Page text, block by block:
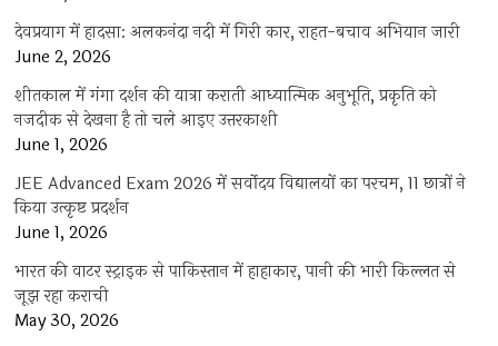
देवप्रयाग में हादसा: अलकनंदा नदी में गिरी कार, राहत-बचाव अभियान जारी
June 2, 2026
शीतकाल में गंगा दर्शन की यात्रा कराती आध्यात्मिक अनुभूति, प्रकृति को
नजदीक से देखना है तो चले आइए उत्तरकाशी
June 1, 2026
JEE Advanced Exam 2026 में सर्वोदय विद्यालयों का परचम, 11 छात्रों ने
किया उत्कृष्ट प्रदर्शन
June 1, 2026
भारत की वाटर स्ट्राइक से पाकिस्तान में हाहाकार, पानी की भारी किल्लत से
जूझ रहा कराची
May 30, 2026